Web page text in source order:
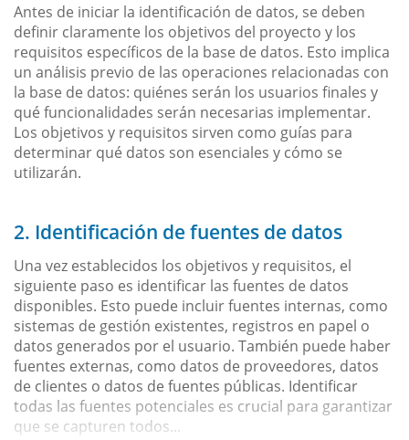
Antes de iniciar la identificación de datos, se deben
definir claramente los objetivos del proyecto y los
requisitos específicos de la base de datos. Esto implica
un análisis previo de las operaciones relacionadas con
la base de datos: quiénes serán los usuarios finales y
qué funcionalidades serán necesarias implementar.
Los objetivos y requisitos sirven como guías para
determinar qué datos son esenciales y cómo se
utilizarán.
2. Identificación de fuentes de datos
Una vez establecidos los objetivos y requisitos, el
siguiente paso es identificar las fuentes de datos
disponibles. Esto puede incluir fuentes internas, como
sistemas de gestión existentes, registros en papel o
datos generados por el usuario. También puede haber
fuentes externas, como datos de proveedores, datos
de clientes o datos de fuentes públicas. Identificar
todas las fuentes potenciales es crucial para garantizar
que se capturen todos...